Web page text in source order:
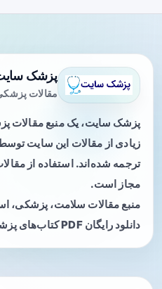
پزشک
مقالات
پزشک سایت، یک منبع
زیادی از مقالات این سایت
ترجمه شده‌اند. استفاده از
مجاز است.
منبع مقالات سلامت، پزشکی،
دانلود رایگان PDF کتاب‌های پزشکی.